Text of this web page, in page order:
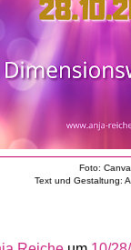
Foto: Canva
Text und Gestaltung: